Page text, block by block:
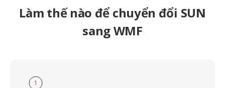
Làm thế nào để chuyển đổi SUN
sang WMF
1